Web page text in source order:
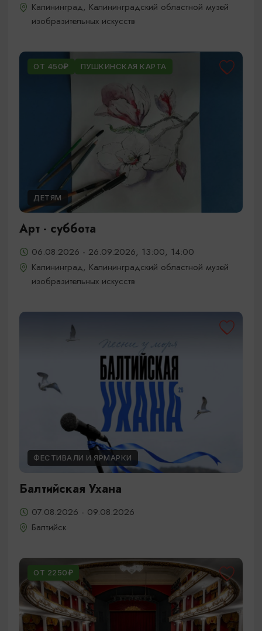
Калининград, Калининградский областной музей
изобразительных искусств
ОТ 450₽ ПУШКИНСКАЯ КАРТА
ДЕТЯМ
Арт - суббота
06.08.2026 - 26.09.2026, 13:00, 14:00
Калининград, Калининградский областной музей
изобразительных искусств
ФЕСТИВАЛИ И ЯРМАРКИ
Балтийская Ухана
07.08.2026 - 09.08.2026
Балтийск
ОТ 2250₽